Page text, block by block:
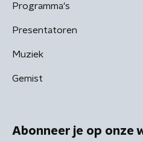
Programma's
Presentatoren
Muziek
Gemist
Abonneer je op onze